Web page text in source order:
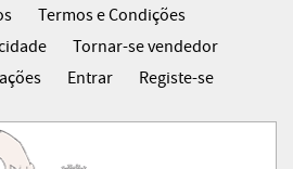
Termos e Condições
Tornar-se vendedor
Entrar Registe-se